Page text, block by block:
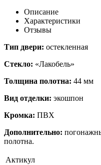
Описание
Характеристики
Отзывы
Тип двери: остекленная
Стекло: «Лакобель»
Толщина полотна: 44 мм
Вид отделки: экошпон
Кромка: ПВХ
Дополнительно:
полотна.
Актикул